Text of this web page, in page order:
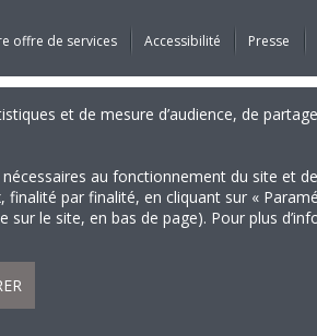
offre de services Accessibilité Presse
et de mesure d’audience, de
au fonctionnement du site et
par finalité, en cliquant sur «
le site, en bas de page). Pour plus